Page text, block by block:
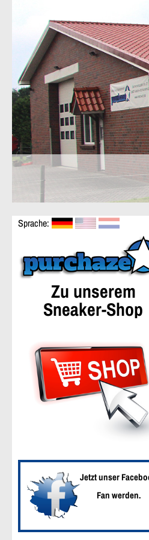
Sprache:
Zu unserem
Sneaker-Shop
Jetzt unser
Fan werden.